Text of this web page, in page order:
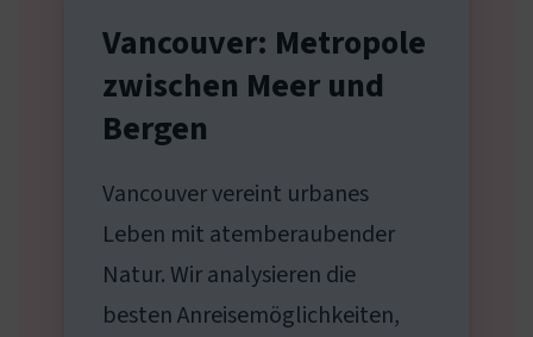
Vancouver: Metropole
zwischen Meer und
Bergen
Vancouver vereint urbanes
Leben mit atemberaubender
Natur. Wir analysieren die
besten Anreisemöglichkeiten,